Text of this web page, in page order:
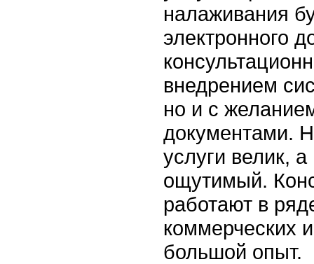
налаживания
электронного
внедрением
но и с
документами.
услуги велик,
ощутимый.
работают в
коммерческих
большой опыт.